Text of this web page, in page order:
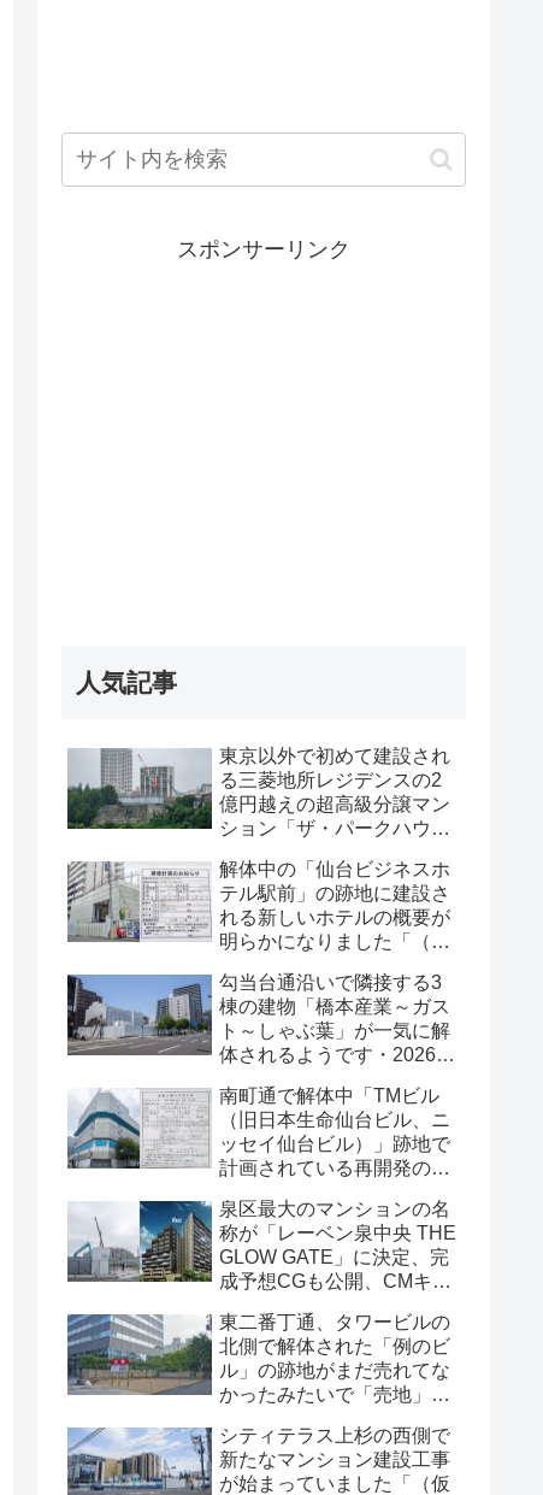
スポンサーリンク
人気記事
東京以外で初めて建設され
る三菱地所レジデンスの2
億円越えの超高級分譲マン
ション「ザ・パークハウス
上がってきました・2026 年
8月
解体中の「仙台ビジネスホ
テル駅前」の跡地に建設さ
れる新しいホテルの概要が
明らかになりました「（仮
築工事」・2026年7月
勾当台通沿いで隣接する3
棟の建物「橋本産業～ガス
ト～しゃぶ葉」が一気に解
体されるようです・2026年
南町通で解体中「TMビル
（旧日本生命仙台ビル、ニ
ッセイ仙台ビル）」跡地で
計画されている再開発の
掲示されていました・2026
年7月
泉区最大のマンションの名
称が「レーベン泉中央 THE
GLOW GATE」に決定、完
成予想CGも公開、CMキャ
チマンが起用されました・
2026年7月
東二番丁通、タワービルの
北側で解体された「例のビ
ル」の跡地がまだ売れてな
かったみたいで「売地」の
年7月16日
シティテラス上杉の西側で
新たなマンション建設工事
が始まっていました「（仮